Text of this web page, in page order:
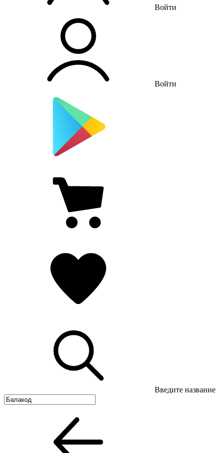
Войти
Войти
Введите название